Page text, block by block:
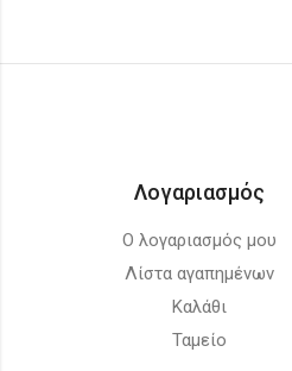
Λογαριασμός
Ο λογαριασμός μου
Λίστα αγαπημένων
Καλάθι
Ταμείο